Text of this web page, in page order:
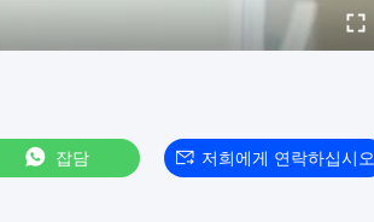
잡담 저희에게 연락하십시오